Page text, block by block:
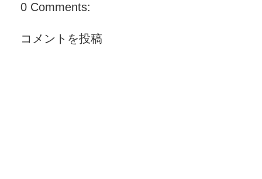
0 Comments:
コメントを投稿